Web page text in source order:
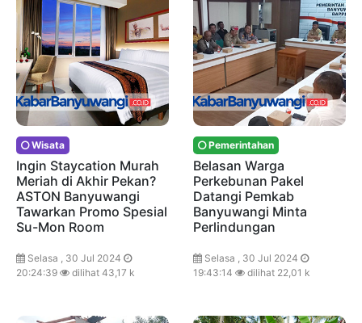
Wisata
Ingin Staycation Murah
Meriah di Akhir Pekan?
ASTON Banyuwangi
Tawarkan Promo Spesial
Su-Mon Room
Selasa , 30 Jul 2024
20:24:39
dilihat 43,17 k
Pemerintahan
Belasan Warga
Perkebunan Pakel
Datangi Pemkab
Banyuwangi Minta
Perlindungan
Selasa , 30 Jul 2024
19:43:14
dilihat 22,01 k